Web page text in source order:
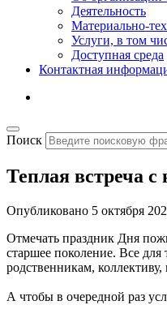
Деятельность
Материально-
Услуги, в том
Доступная среда
Контактная
Поиск
Теплая встреча с
Опубликовано 5 октября
Отмечать праздник Дня
старшее поколение. Все
родственникам,
А чтобы в очередной раз